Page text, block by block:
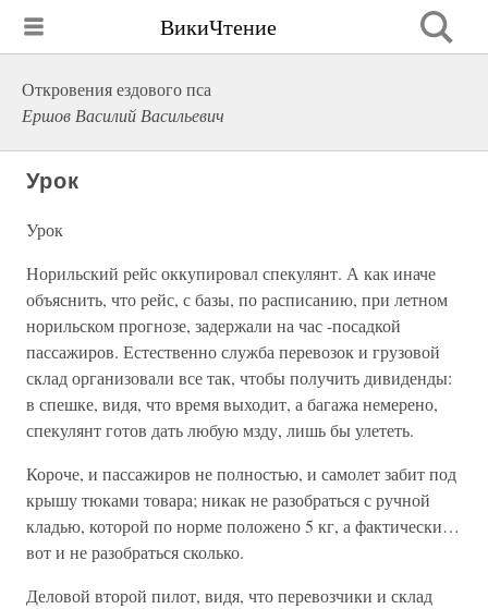
ВикиЧтение
Откровения ездового пса
Ершов Василий Васильевич
Урок
Урок
Норильский рейс оккупировал спекулянт. А как иначе
объяснить, что рейс, с базы, по расписанию, при летном
норильском прогнозе, задержали на час -посадкой
пассажиров. Естественно служба перевозок и грузовой
склад организовали все так, чтобы получить дивиденды:
в спешке, видя, что время выходит, а багажа немерено,
спекулянт готов дать любую мзду, лишь бы улететь.
Короче, и пассажиров не полностью, и самолет забит под
крышу тюками товара; никак не разобраться с ручной
кладью, которой по норме положено 5 кг, а фактически…
вот и не разобраться сколько.
Деловой второй пилот, видя, что перевозчики и склад